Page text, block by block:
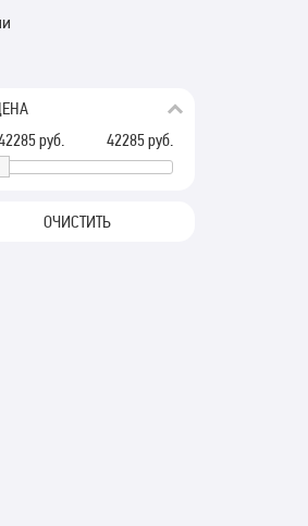
42285руб.
руб.
ОЧИСТИТЬ